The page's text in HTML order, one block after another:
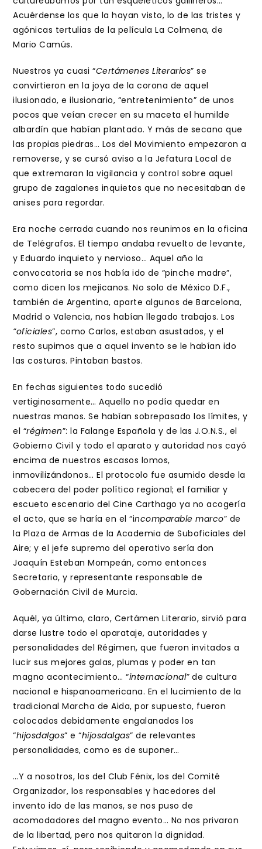
Acuérdense los que la hayan visto, lo de las tristes y
agónicas tertulias de la película La Colmena, de
Mario Camús.
Nuestros ya cuasi “Certámenes Literarios” se
convirtieron en la joya de la corona de aquel
ilusionado, e ilusionario, “entretenimiento” de unos
pocos que veían crecer en su maceta el humilde
albardín que habían plantado. Y más de secano que
las propias piedras… Los del Movimiento empezaron a
removerse, y se cursó aviso a la Jefatura Local de
que extremaran la vigilancia y control sobre aquel
grupo de zagalones inquietos que no necesitaban de
anises para regordar.
Era noche cerrada cuando nos reunimos en la oficina
de Telégrafos. El tiempo andaba revuelto de levante,
y Eduardo inquieto y nervioso… Aquel año la
convocatoria se nos había ido de “pinche madre”,
como dicen los mejicanos. No solo de México D.F.,
también de Argentina, aparte algunos de Barcelona,
Madrid o Valencia, nos habían llegado trabajos. Los
“oficiales”, como Carlos, estaban asustados, y el
resto supimos que a aquel invento se le habían ido
las costuras. Pintaban bastos.
En fechas siguientes todo sucedió
vertiginosamente… Aquello no podía quedar en
nuestras manos. Se habían sobrepasado los límites, y
el “régimen”: la Falange Española y de las J.O.N.S., el
Gobierno Civil y todo el aparato y autoridad nos cayó
encima de nuestros escasos lomos,
inmovilizándonos… El protocolo fue asumido desde la
cabecera del poder político regional; el familiar y
escueto escenario del Cine Carthago ya no acogería
el acto, que se haría en el “incomparable marco” de
la Plaza de Armas de la Academia de Suboficiales del
Aire; y el jefe supremo del operativo sería don
Joaquín Esteban Mompeán, como entonces
Secretario, y representante responsable de
Gobernación Civil de Murcia.
Aquél, ya último, claro, Certámen Literario, sirvió para
darse lustre todo el aparataje, autoridades y
personalidades del Régimen, que fueron invitados a
lucir sus mejores galas, plumas y poder en tan
magno acontecimiento… “internacional”de cultura
nacional e hispanoamericana. En el lucimiento de la
tradicional Marcha de Aida, por supuesto, fueron
colocados debidamente engalanados los
“hijosdalgos” e “hijosdalgas” de relevantes
personalidades, como es de suponer…
…Y a nosotros, los del Club Fénix, los del Comité
Organizador, los responsables y hacedores del
invento ido de las manos, se nos puso de
acomodadores del magno evento… No nos privaron
de la libertad, pero nos quitaron la dignidad.